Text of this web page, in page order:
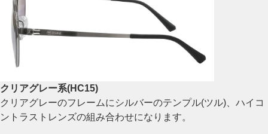
クリアグレー系(HC15)
クリアグレーのフレームにシルバーのテンプル(ツル)、ハイコ
ントラストレンズの組み合わせになります。